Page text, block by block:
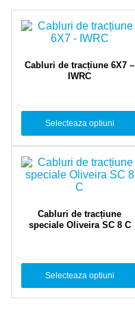
Cabluri de tracțiune 6X7 –
IWRC
Selecteaza optiuni
Cabluri de tracțiune
speciale Oliveira SC 8 C
Selecteaza optiuni